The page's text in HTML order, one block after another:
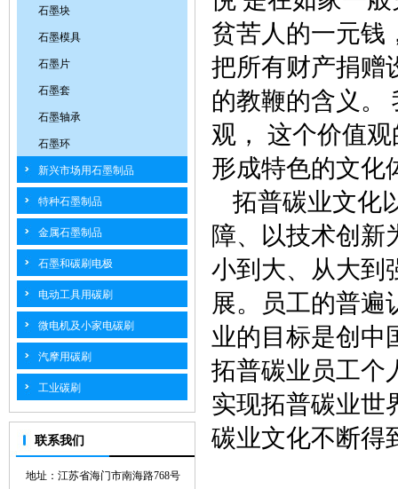
石墨块
石墨模具
石墨片
石墨套
石墨轴承
石墨环
新兴市场用石墨制品
特种石墨制品
金属石墨制品
石墨和碳刷电极
电动工具用碳刷
微电机及小家电碳刷
汽摩用碳刷
工业碳刷
联系我们
地址：江苏省海门市南海路768号
贫苦人的一元钱
把所有财产捐赠
的教鞭的含义。
观， 这个价值
形成特色的文化
拓普碳业文化
障、以技术创新
小到大、从大到
展。员工的普遍
业的目标是创中
拓普碳业员工个
实现拓普碳业世
碳业文化不断得